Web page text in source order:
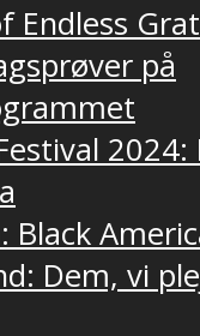
Endless
på
2024:
Black
Dem, vi